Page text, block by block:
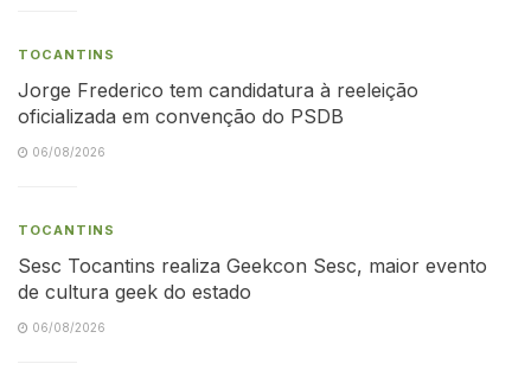
TOCANTINS
Jorge Frederico tem candidatura à reeleição
oficializada em convenção do PSDB
06/08/2026
TOCANTINS
Sesc Tocantins realiza Geekcon Sesc, maior evento
de cultura geek do estado
06/08/2026